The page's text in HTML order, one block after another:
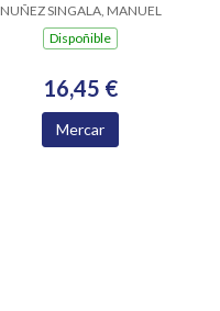
NUÑEZ SINGALA, MANUEL
Dispoñible
16,45 €
Mercar